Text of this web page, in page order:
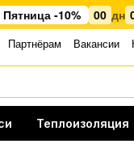
Пятница -10% 00 дн
Партнёрам Вакансии
Теплоизоляция